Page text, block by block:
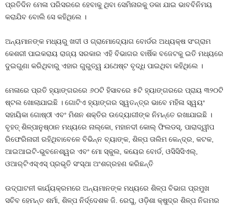
ପ୍ରତିଦିନ ମେଳା ପରିସରରେ ହେବାକୁ ଥିବା ସେମିନାରକୁ ଡକା ଯାଇ ଭାବବିନିମୟ
କରାଯିବ ବୋଲି ସେ କହିଥିଲେ ।
ଅନ୍ୟମାନଙ୍କ ମଧ୍ୟରୁ ଖଦୀ ଓ ଗ୍ରାମୋଦ୍ୟୋଗ ବୋର୍ଡର ଅଧ୍ୟକ୍ଷ ସଂଗ୍ରାମ
କେଶରୀ ପାଇକରାୟ ରାଜ୍ୟ ସରକାର ଏହି ବିଭାଗର ବାର୍ଷିକ ବଜେଟକୁ ଇତି ମଧ୍ୟରେ
ଦୁଇଗୁଣା କରିଥିବାରୁ ଏହାର ଗୁରୁତ୍ୱ ଯଥେଷ୍ଟ ବୃଦ୍ଧି ପାଇଥିବା କହିଥିଲେ ।
ମେଳାରେ ପ୍ରତି ହ୍ୟାଙ୍ଗରରେ ୬୦ଟି ହିସାବରେ ୫ଟି ହ୍ୟାଙ୍ଗରରେ ପ୍ରାୟ ୩୨୦ଟି
ଷ୍ଟଲ ଖୋଲାଯାଇଛି । ଗୋଟିଏ ହ୍ୟାଙ୍ଗର ସ୍ୱତନ୍ତ୍ର ଭାବେ ମହିଳା ସ୍ୱୟଂ
ସହାୟିକା ଗୋଷ୍ଠୀ ଏବଂ ମିଶନ ଶକ୍ତିର ଉଦ୍ୟୋଗୀଙ୍କ ନିମନ୍ତେ ରଖାଯାଇଛି ।
ବୃହତ୍‌ ଶିଳ୍ପାନୁଷ୍ଠାନ ମଧ୍ୟରେ ନାଲ୍‌କୋ, ମହାନଦୀ କୋଲ୍‌ ଫିଲଡସ୍‌, ପାରାଦ୍ୱୀପ
ରିଫେରିନାରୀ ରହିଥିବାବେଳେ ବିଭିନ୍ନ ବ୍ୟାଙ୍କ, ଶିଳ୍ପ ତାଲିମ କେନ୍ଦ୍ର, କଟକ,
ଆଇଆଇଟି-ଭୁବନେଶ୍ୱର ଏବଂ ମୋ ସ୍କୁଲ, କୟେର ବୋର୍ଡ, ଓସିସିସିଏଲ୍‌,
ଓଆର୍‌ଟିଏସ୍‌ଏସ୍‌ ପ୍ରଭୃତି ସଂସ୍ଥା ଅଂଶଗ୍ରହଣ କରିଛନ୍ତି
ଉଦ୍‌ଘାଟନୀ କାର୍ଯ୍ୟକ୍ରମରେ ଅନ୍ୟମାନଙ୍କ ମଧ୍ୟରେ ଶିଳ୍ପ ବିଭାଗ ପ୍ରମୁଖ
ସଚିବ ହେମନ୍ତ ଶର୍ମା, ଶିଳ୍ପ ନିର୍ଦ୍ଦେଶକ ଜି. ରେଘୁ, ଓଡ଼ିଶା କ୍ଷୁଦ୍ର ଶିଳ୍ପ ନିଗମର